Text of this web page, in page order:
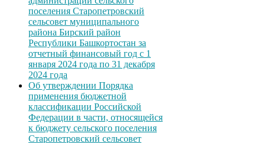
поселения Старопетровский
сельсовет муниципального
района Бирский район
Республики Башкортостан за
отчетный финансовый год с 1
января 2024 года по 31 декабря
2024 года
Об утверждении Порядка
применения бюджетной
классификации Российской
Федерации в части, относящейся
к бюджету сельского поселения
Старопетровский сельсовет